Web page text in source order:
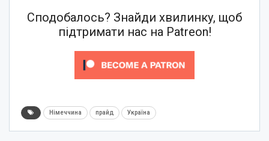
Сподобалось? Знайди хвилинку, щоб
підтримати нас на Patreon!
Німеччина прайд Україна